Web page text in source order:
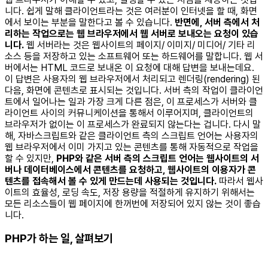
니다. 쉽게 말해 클라이언트라는 것은 여러분이 인터넷을 할 때, 화면
에서 보이는 부분을 말한다고 볼 수 있습니다. 반면에, 서버 측에서 처
리하는 작업으로는 웹 브라우저에서 웹 서버로 보내오는 요청이 있습
니다. 웹 서버라는 것은 웹사이트의 페이지/ 이미지/ 미디어/ 기타 리
소스 등을 저장하고 있는 소프트웨어 또는 하드웨어를 말합니다. 웹 서
버에서는 HTML 코드로 보내온 이 요청에 대해 답변을 보내는데요.
이 답변은 사용자의 웹 브라우저에서 처리되고 렌더링(rendering) 된
다음, 화면에 콘텐츠로 표시되는 것입니다. 서버 측의 작업이 클라이언
트에서 일어나는 일과 가장 크게 다른 점은, 이 프로세스가 서버와 클
라이언트 사이의 커뮤니케이션을 통해서 이루어지며, 클라이언트의
브라우저가 없이는 이 프로세스가 완료되지 않는다는 겁니다. 다시 말
해, 자바스크립트와 같은 클라이언트 측의 스크립트 언어는 사용자의
웹 브라우저에서 이미 가지고 있는 콘텐츠를 통해 자동적으로 작업을
할 수 있지만, PHP와 같은 서버 측의 스크립트 언어는 웹사이트의 서
버나 데이터베이스에서 콘텐츠를 요청하고, 웹사이트의 이용자가 콘
텐츠를 접속해서 볼 수 있게 만드는데 사용되는 것입니다. 따라서 웹사
이트의 효율성, 로딩 속도, 저장 용량을 적절하게 유지하기 위해서는
모든 리소스들이 웹 페이지에 한꺼번에 저장되어 있지 않는 것이 좋습
니다. ​ ​
PHP가 하는 일, 살펴보기